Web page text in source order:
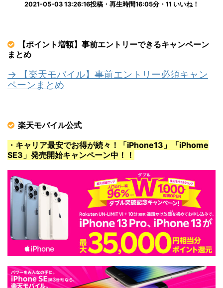
2021-05-03 13:26:16投稿・再生時間16:05分・11 いいね！
【ポイント増額】事前エントリーできるキャンペーン
まとめ
→ 【楽天モバイル】事前エントリー必須キャン
ペーンまとめ
楽天モバイル公式
・キャリア最安でお得が続々！「iPhone13」「iPhome
SE3」発売開始キャンペーン中！！